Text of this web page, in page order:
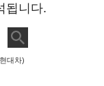
됩니다.
대차)